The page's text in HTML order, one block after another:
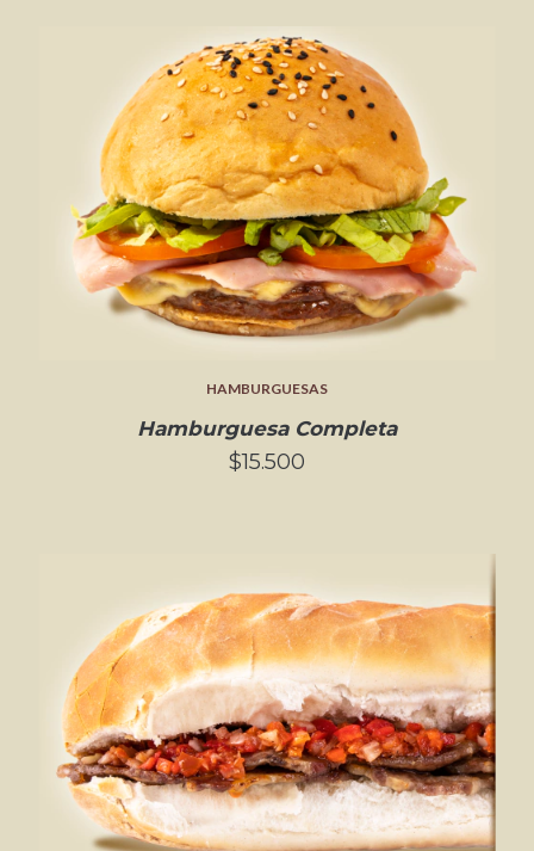
HAMBURGUESAS
Hamburguesa Completa
$15.500